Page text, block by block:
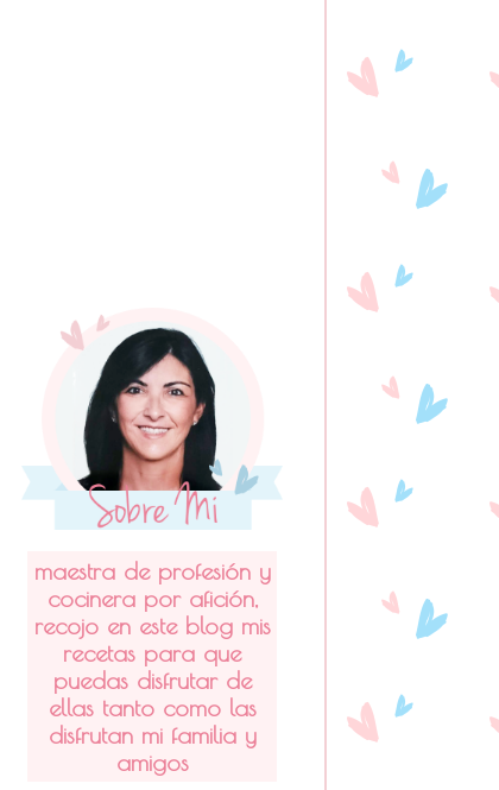
maestra de profesión y
cocinera por afición,
recojo en este blog mis
recetas para que
puedas disfrutar de
ellas tanto como las
disfrutan mi familia y
amigos